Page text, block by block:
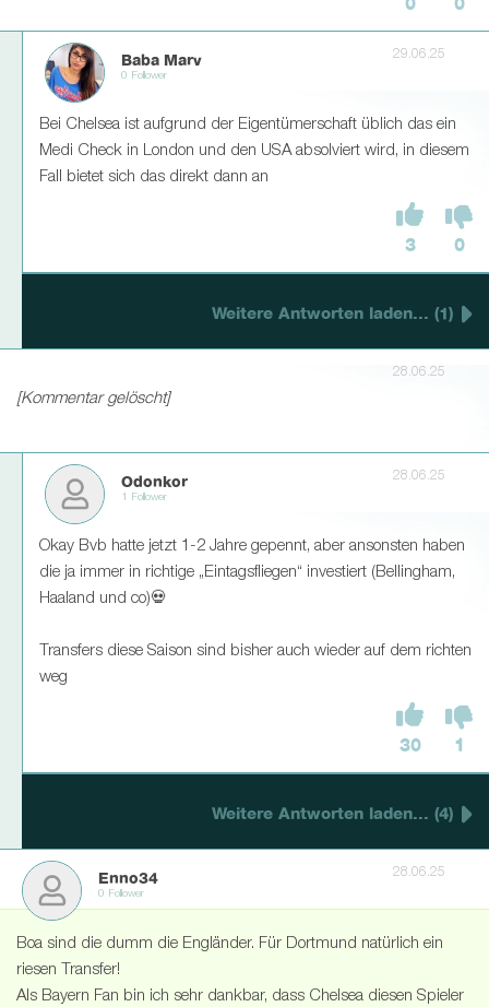
0 0
Baba Marv
0 Follower
29.06.25
Bei Chelsea ist aufgrund der Eigentümerschaft üblich das ein
Medi Check in London und den USA absolviert wird, in diesem
Fall bietet sich das direkt dann an
3 0
Weitere Antworten laden... (1)
28.06.25
[Kommentar gelöscht]
Odonkor
1 Follower
28.06.25
Okay Bvb hatte jetzt 1-2 Jahre gepennt, aber ansonsten haben
die ja immer in richtige „Eintagsfliegen“ investiert (Bellingham,
Haaland und co)💀
Transfers diese Saison sind bisher auch wieder auf dem richten
weg
30 1
Weitere Antworten laden... (4)
Enno34
0 Follower
28.06.25
Boa sind die dumm die Engländer. Für Dortmund natürlich ein
riesen Transfer!
Als Bayern Fan bin ich sehr dankbar, dass Chelsea diesen Spieler